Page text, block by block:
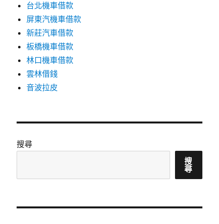
台北機車借款
屏東汽機車借款
新莊汽車借款
板橋機車借款
林口機車借款
雲林借錢
音波拉皮
搜尋
搜
尋